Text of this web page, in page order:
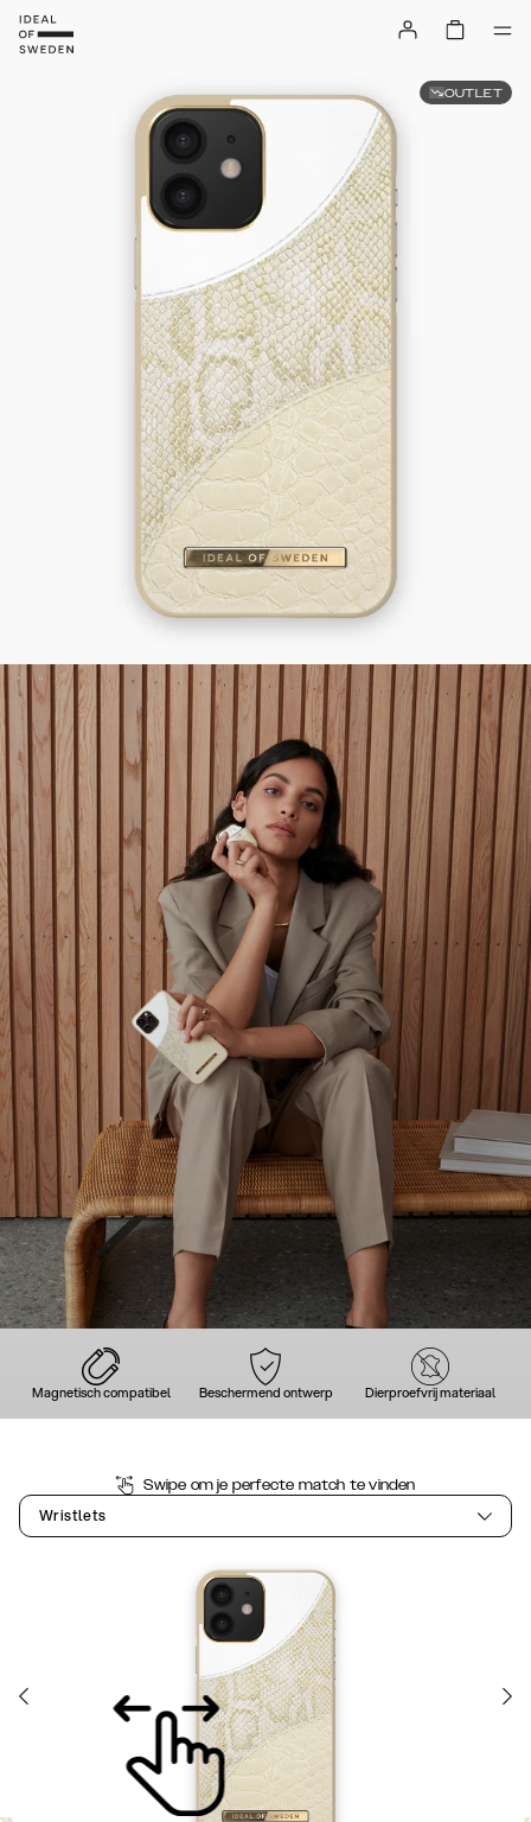
Magnetisch compatibel Beschermend ontwerp Dierproefvrij materiaal
Swipe om je perfecte match te vinden
Wristlets
OUTLET